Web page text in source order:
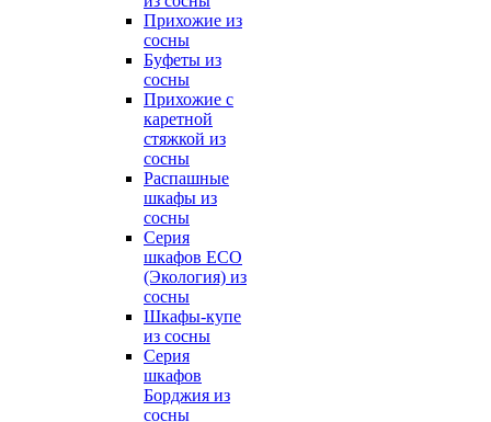
Прихожие из
сосны
Буфеты из
сосны
Прихожие с
каретной
стяжкой из
сосны
Распашные
шкафы из
сосны
Серия
шкафов ECO
(Экология) из
сосны
Шкафы-купе
из сосны
Серия
шкафов
Борджия из
сосны